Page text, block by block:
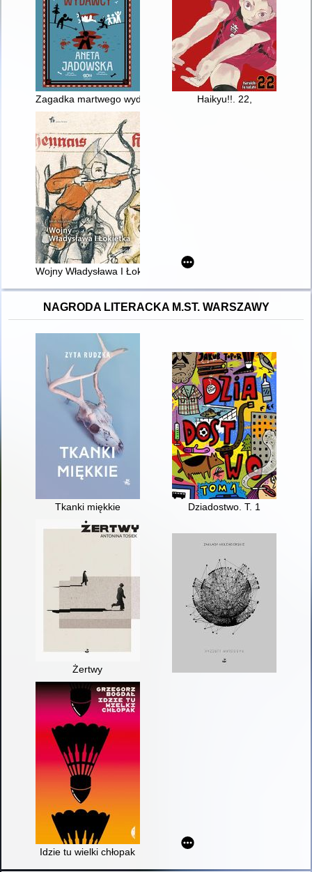
Zagadka martwego wydawcy Haikyu!!. 22,
Wojny Władysława I Łokietka
NAGRODA LITERACKA M.ST. WARSZAWY
Tkanki miękkie Dziadostwo. T. 1
Żertwy
Idzie tu wielki chłopak